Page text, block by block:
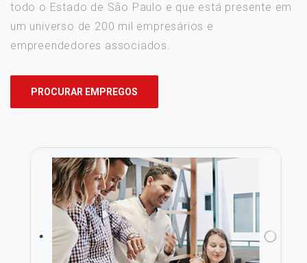
todo o Estado de São Paulo e que está presente em
um universo de 200 mil empresários e
empreendedores associados.
PROCURAR EMPREGOS